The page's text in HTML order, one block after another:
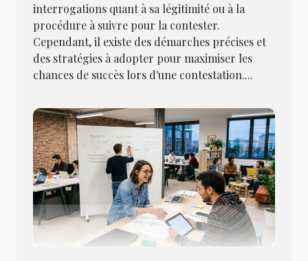
interrogations quant à sa légitimité ou à la
procédure à suivre pour la contester.
Cependant, il existe des démarches précises et
des stratégies à adopter pour maximiser les
chances de succès lors d'une contestation....